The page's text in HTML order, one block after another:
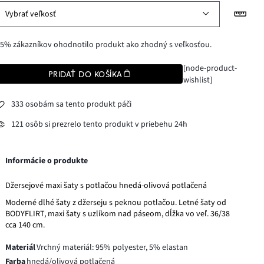
Vybrať veľkosť
zákazníkov ohodnotilo produkt ako zhodný s veľkosťou.
PRIDAŤ DO KOŠÍKA
[node-product-
wishlist]
333 osobám sa tento produkt páči
121 osôb si prezrelo tento produkt v priebehu 24h
Informácie o produkte
Džersejové maxi šaty s potlačou hnedá-olivová potlačená
Moderné dlhé šaty z džerseju s peknou potlačou. Letné šaty od
BODYFLIRT, maxi šaty s uzlíkom nad páseom, dĺžka vo veľ. 36/38
cca 140 cm.
MateriálVrchný materiál: 95% polyester, 5% elastan
Farbahnedá/olivová potlačená